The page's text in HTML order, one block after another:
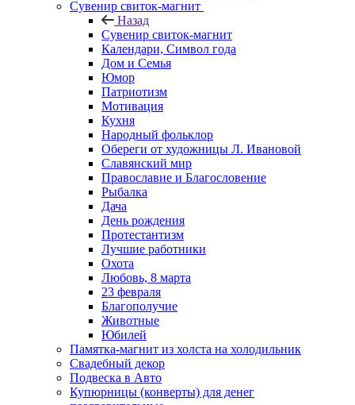
Сувенир свиток-магнит
Назад
Сувенир свиток-магнит
Календари, Символ года
Дом и Семья
Юмор
Патриотизм
Мотивация
Кухня
Народный фольклор
Обереги от художницы Л. Ивановой
Славянский мир
Православие и Благословение
Рыбалка
Дача
День рождения
Протестантизм
Лучшие работники
Охота
Любовь, 8 марта
23 февраля
Благополучие
Животные
Юбилей
Памятка-магнит из холста на холодильник
Свадебный декор
Подвеска в Авто
Купюрницы (конверты) для денег